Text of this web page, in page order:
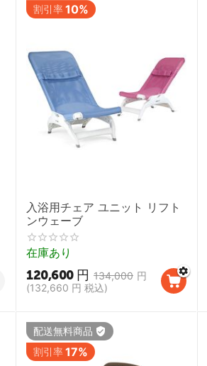
割引率10%
入浴用チェア ユニット リフト
ンウェーブ
在庫あり
134,000 円
120,600 円
(132,660 円 税込)
配送無料商品
割引率17%